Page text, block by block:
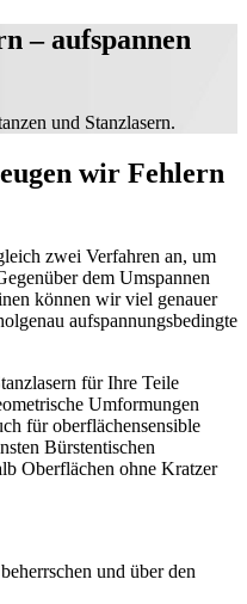
–aufspannen
und Stanzlasern.
wir Fehlern
zwei Verfahren an, um
dem Umspannen
können wir viel genauer
aufspannungsbedingte
für Ihre Teile
Umformungen
für oberflächensensible
Bürstentischen
Oberflächen ohne Kratzer
und über den